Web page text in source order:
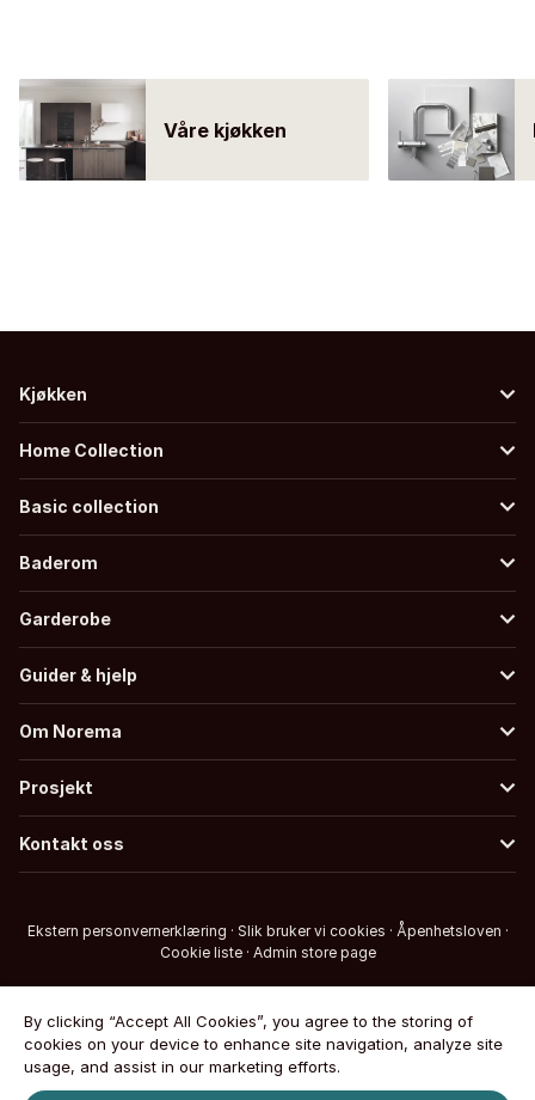
Våre kjøkken
Kjøkken
Home Collection
Basic collection
Baderom
Garderobe
Guider & hjelp
Om Norema
Prosjekt
Kontakt oss
Ekstern personvernerklæring · Slik bruker vi cookies · Åpenhetsloven ·
Cookie liste · Admin store page
By clicking “Accept All Cookies”, you agree to the storing of
cookies on your device to enhance site navigation, analyze site
usage, and assist in our marketing efforts.